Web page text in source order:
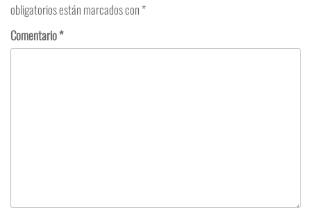
obligatorios están marcados con*
Comentario*